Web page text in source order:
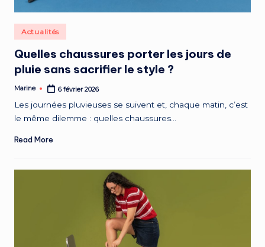
s
M
a
r
k
e
t
Posted
in
Actualités
Quelles chaussures porter les jours de
pluie sans sacrifier le style ?
Posted
Marine 6 février 2026
Les journées pluvieuses se suivent et, chaque matin, c’est
le même dilemme : quelles chaussures…
Read More